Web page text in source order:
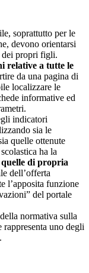
soprattutto per le
devono orientarsi
dei propri figli.
relative a tutte le
da una pagina di
localizzare le
informative ed
indicatori
sia le
quelle ottenute
ha la
di propria
dell’offerta
l’apposita funzione
del portale
normativa sulla
uno degli